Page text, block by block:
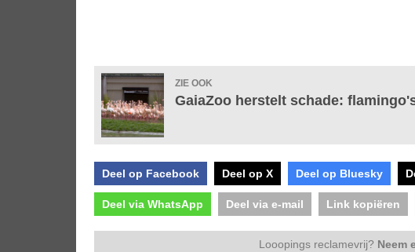
ZIE OOK
GaiaZoo herstelt schade:
Deel op Facebook Deel op X Deel op Bluesky
Deel via WhatsApp Deel via e-mail Link kopiëren
Looopings reclamevrij? Neem